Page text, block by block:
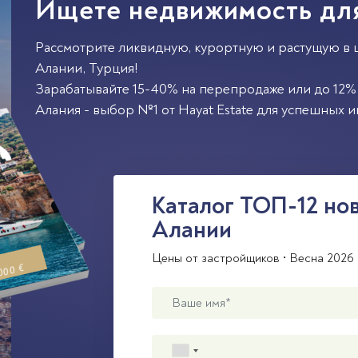
Ищете недвижимость
Рассмотрите ликвидную, курортную и растущую
Алании, Турция!
Зарабатывайте 15-40% на перепродаже или до
Алания - выбор №1 от Hayat Estate для успешных
Каталог ТОП-12
Алании
Цены от застройщиков • Весна 2026
€